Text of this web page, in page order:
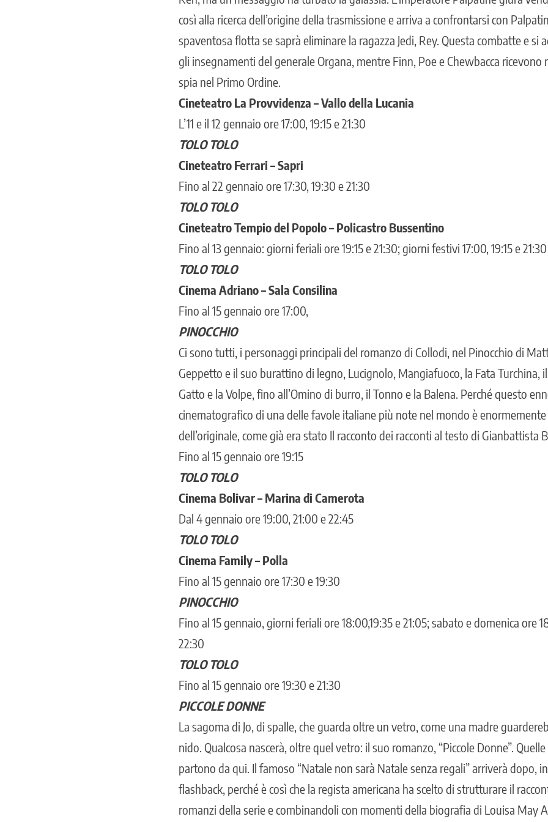
così alla ricerca dell’origine della trasmissione e arriva a confrontarsi con
spaventosa flotta se saprà eliminare la ragazza Jedi, Rey. Questa combatte e si
gli insegnamenti del generale Organa, mentre Finn, Poe e Chewbacca ricevono
spia nel Primo Ordine.
Cineteatro La Provvidenza – Vallo della Lucania
L’11 e il 12 gennaio ore 17:00, 19:15 e 21:30
TOLO TOLO
Cineteatro Ferrari – Sapri
Fino al 22 gennaio ore 17:30, 19:30 e 21:30
TOLO TOLO
Cineteatro Tempio del Popolo – Policastro Bussentino
Fino al 13 gennaio: giorni feriali ore 19:15 e 21:30; giorni festivi 17:00, 19:15 e 21:30
TOLO TOLO
Cinema Adriano – Sala Consilina
Fino al 15 gennaio ore 17:00,
PINOCCHIO
Ci sono tutti, i personaggi principali del romanzo di Collodi, nel Pinocchio di
Geppetto e il suo burattino di legno, Lucignolo, Mangiafuoco, la Fata Turchina,
Gatto e la Volpe, fino all’Omino di burro, il Tonno e la Balena. Perché questo
cinematografico di una delle favole italiane più note nel mondo è
dell’originale, come già era stato Il racconto dei racconti al testo di Gianbattista
Fino al 15 gennaio ore 19:15
TOLO TOLO
Cinema Bolivar – Marina di Camerota
Dal 4 gennaio ore 19:00, 21:00 e 22:45
TOLO TOLO
Cinema Family – Polla
Fino al 15 gennaio ore 17:30 e 19:30
PINOCCHIO
Fino al 15 gennaio, giorni feriali ore 18:00,19:35 e 21:05; sabato e domenica ore
22:30
TOLO TOLO
Fino al 15 gennaio ore 19:30 e 21:30
PICCOLE DONNE
La sagoma di Jo, di spalle, che guarda oltre un vetro, come una madre
nido. Qualcosa nascerà, oltre quel vetro: il suo romanzo, “Piccole Donne”.
partono da qui. Il famoso “Natale non sarà Natale senza regali” arriverà dopo,
flashback, perché è così che la regista americana ha scelto di strutturare il
romanzi della serie e combinandoli con momenti della biografia di Louisa May